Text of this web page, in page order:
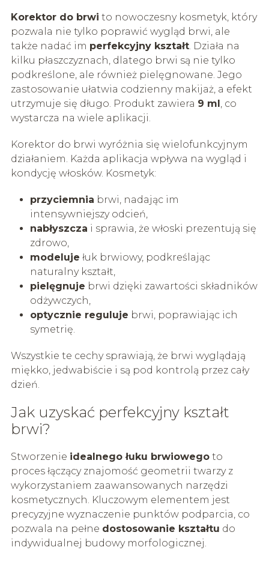
Korektor do brwi to nowoczesny kosmetyk, który
pozwala nie tylko poprawić wygląd brwi, ale
także nadać im perfekcyjny kształt. Działa na
kilku płaszczyznach, dlatego brwi są nie tylko
podkreślone, ale również pielęgnowane. Jego
zastosowanie ułatwia codzienny makijaż, a efekt
utrzymuje się długo. Produkt zawiera 9 ml , co
wystarcza na wiele aplikacji.
Korektor do brwi wyróżnia się wielofunkcyjnym
działaniem. Każda aplikacja wpływa na wygląd i
kondycję włosków. Kosmetyk:
przyciemnia brwi, nadając im
intensywniejszy odcień,
nabłyszcza i sprawia, że włoski prezentują się
zdrowo,
modeluje łuk brwiowy, podkreślając
naturalny kształt,
pielęgnuje brwi dzięki zawartości składników
odżywczych,
optycznie reguluje brwi, poprawiając ich
symetrię.
Wszystkie te cechy sprawiają, że brwi wyglądają
miękko, jedwabiście i są pod kontrolą przez cały
dzień.
Jak uzyskać perfekcyjny kształt
brwi?
Stworzenie idealnego łuku brwiowegoto
proces łączący znajomość geometrii twarzy z
wykorzystaniem zaawansowanych narzędzi
kosmetycznych. Kluczowym elementem jest
precyzyjne wyznaczenie punktów podparcia, co
pozwala na pełne dostosowanie kształtu do
indywidualnej budowy morfologicznej.